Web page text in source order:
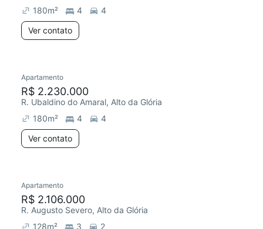
180m² 4
4
Ver contato
Apartamento
R$ 2.230.000
R. Ubaldino do Amaral, Alto da Glória
180m² 4
4
Ver contato
Apartamento
R$ 2.106.000
R. Augusto Severo, Alto da Glória
128m² 3 2